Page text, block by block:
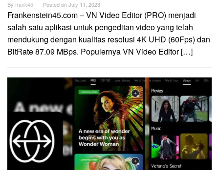
By frank45 Posted onJuly 11, 2023
Frankenstein45.com – VN Video Editor (PRO) menjadi
salah satu aplikasi untuk pengeditan video yang telah
mendukung dengan kualitas resolusi 4K UHD (60Fps) dan
BitRate 87.09 MBps. Populernya VN Video Editor […]